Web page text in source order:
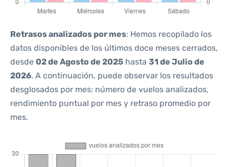
Retrasos analizados por mes: Hemos recopilado los
datos disponibles de los últimos doce meses cerrados,
desde 02 de Agosto de 2025 hasta 31 de Julio de
2026. A continuación, puede observar los resultados
desglosados por mes: número de vuelos analizados,
rendimiento puntual por mes y retraso promedio por
mes.